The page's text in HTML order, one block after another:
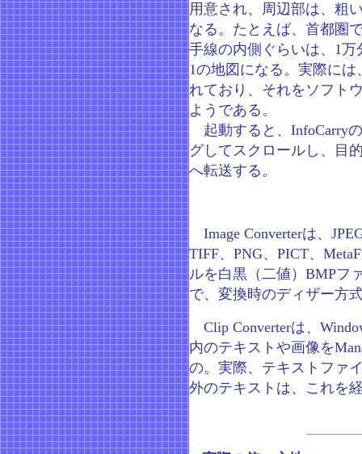
用意され、周辺部は、粗
なる。たとえば、首都圏
手線の内側ぐらいは、1
1の地図になる。実際に
れており、それをソフト
ようである。
起動すると、InfoCarry
グしてスクロールし、目
へ転送する。
Image Converterは、
TIFF、PNG、PICT、
ルを白黒（二値）BMPフ
で、変換時のディザー方
Clip Converterは、
内のテキストや画像を
の。実際、テキストファ
外のテキストは、これを